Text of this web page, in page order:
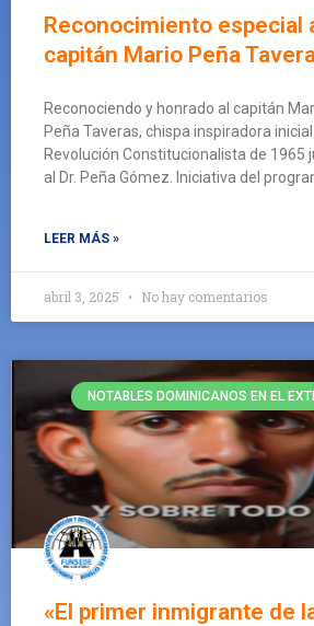
Reconocimiento especial
capitán Mario Peña
Reconociendo y honrado al capitán
Peña Taveras, chispa inspiradora
Revolución Constitucionalista de 1965
al Dr. Peña Gómez. Iniciativa del
LEER MÁS »
abril 3, 2025 No hay comentarios
NOTABLES DOMINICANOS EN EL
«El primer inmigrante de